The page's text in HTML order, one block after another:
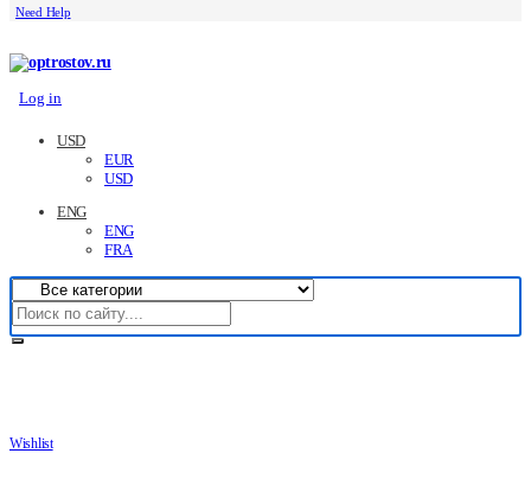
Need Help
Log in
USD
EUR
USD
ENG
ENG
FRA
Wishlist